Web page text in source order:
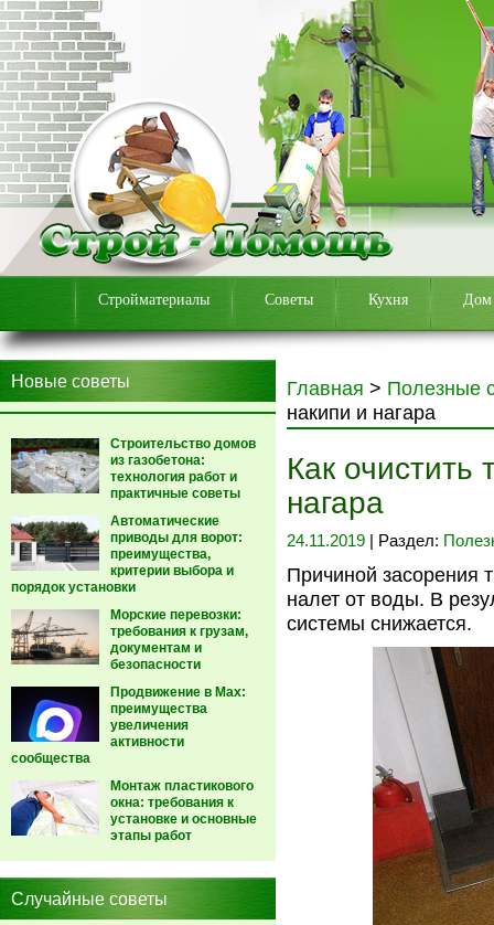
Стройматериалы Советы Кухня Дом
Новые советы
Строительство домов
из газобетона:
технология работ и
практичные советы
Автоматические
приводы для ворот:
преимущества,
критерии выбора и
порядок установки
Морские перевозки:
требования к грузам,
документам и
безопасности
Продвижение в Max:
преимущества
увеличения
активности
сообщества
Монтаж пластикового
окна: требования к
установке и основные
этапы работ
Случайные советы
Главная > Полезные
накипи и нагара
Как очистить
нагара
24.11.2019 | Раздел:
Причиной засорения
налет от воды. В
системы снижается.